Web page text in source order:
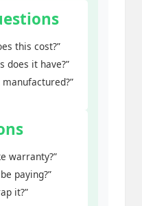
this cost?”
does it have?”
warranty?”
paying?”
it?”